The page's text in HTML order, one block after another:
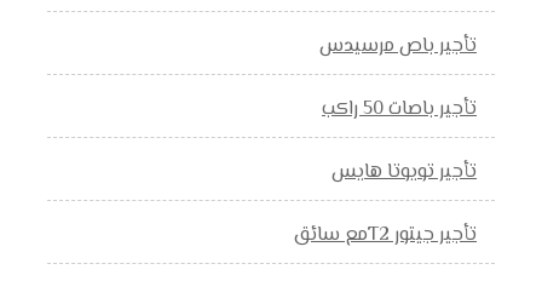
تأجير باص مرسيدس
تأجير باصات 50 راكب
تأجير تويوتا هايس
تأجير جيتور T2مع سائق